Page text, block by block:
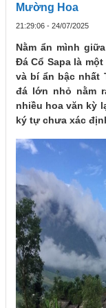
Mường Hoa
21:29:06 - 24/07/2025
Nằm ẩn mình
Đá Cổ Sapa là
và bí ẩn bậc nhất
đá lớn nhỏ nằm
nhiều hoa văn kỳ
ký tự chưa xác